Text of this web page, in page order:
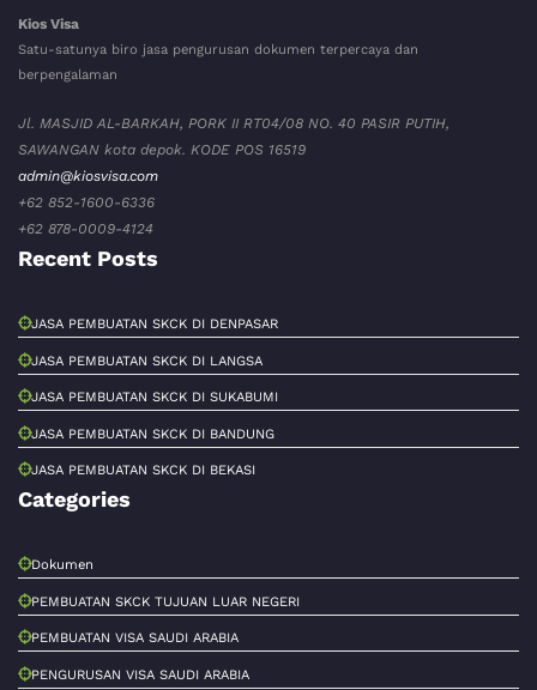
Kios Visa
Satu-satunya biro jasa pengurusan dokumen terpercaya dan
berpengalaman
Jl. MASJID AL-BARKAH, PORK II RT04/08 NO. 40 PASIR PUTIH,
SAWANGAN kota depok. KODE POS 16519
admin@kiosvisa.com
+62 852-1600-6336
+62 878-0009-4124
Recent Posts
JASA PEMBUATAN SKCK DI DENPASAR
JASA PEMBUATAN SKCK DI LANGSA
JASA PEMBUATAN SKCK DI SUKABUMI
JASA PEMBUATAN SKCK DI BANDUNG
JASA PEMBUATAN SKCK DI BEKASI
Categories
Dokumen
PEMBUATAN SKCK TUJUAN LUAR NEGERI
PEMBUATAN VISA SAUDI ARABIA
PENGURUSAN VISA SAUDI ARABIA